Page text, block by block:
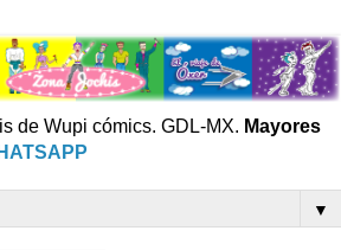
de Wupi cómics. GDL-MX. Mayores
▼